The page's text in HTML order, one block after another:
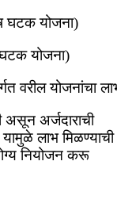
घटक योजना)
योजना)
वरील योजनांचा
अर्जदाराची
यामुळे लाभ मिळण्याची
नियोजन करू